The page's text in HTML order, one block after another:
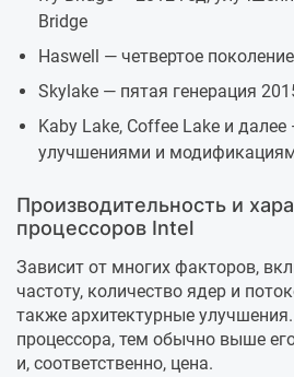
Bridge
Haswell — четвертое
Skylake — пятая генерация
Kaby Lake, Coffee Lake и
улучшениями и
Производительность и
процессоров Intel
Зависит от многих факторов,
частоту, количество ядер и
также архитектурные
процессора, тем обычно выше
и, соответственно, цена.